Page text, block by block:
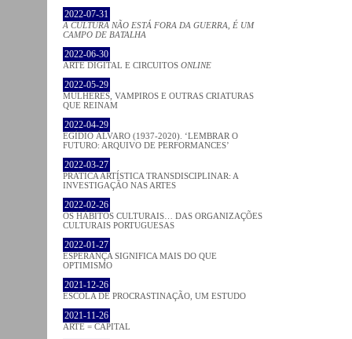
2022-07-31
A CULTURA NÃO ESTÁ FORA DA GUERRA, É UM
CAMPO DE BATALHA
2022-06-30
ARTE DIGITAL E CIRCUITOS ONLINE
2022-05-29
MULHERES, VAMPIROS E OUTRAS CRIATURAS
QUE REINAM
2022-04-29
EGÍDIO ÁLVARO (1937-2020). ‘LEMBRAR O
FUTURO: ARQUIVO DE PERFORMANCES’
2022-03-27
PRATICA ARTÍSTICA TRANSDISCIPLINAR: A
INVESTIGAÇÃO NAS ARTES
2022-02-26
OS HÁBITOS CULTURAIS… DAS ORGANIZAÇÕES
CULTURAIS PORTUGUESAS
2022-01-27
ESPERANÇA SIGNIFICA MAIS DO QUE
OPTIMISMO
2021-12-26
ESCOLA DE PROCRASTINAÇÃO, UM ESTUDO
2021-11-26
ARTE = CAPITAL